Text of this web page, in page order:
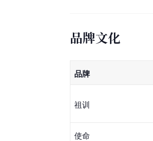
品牌文化
品牌
祖训
使命